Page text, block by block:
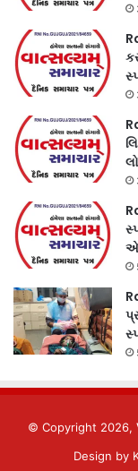
© Copyright 2026,
Design by